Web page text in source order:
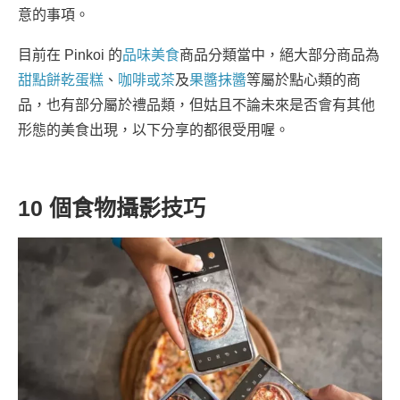
意的事項。
目前在 Pinkoi 的品味美食商品分類當中，絕大部分商品為
甜點餅乾蛋糕 、 咖啡或茶及果醬抹醬等屬於點心類的商
品，也有部分屬於禮品類，但姑且不論未來是否會有其他
形態的美食出現，以下分享的都很受用喔。
10 個食物攝影技巧